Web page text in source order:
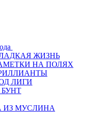
ЖИЗНЬ
НА ПОЛЯХ
ЛИГИ
ИЗ МУСЛИНА